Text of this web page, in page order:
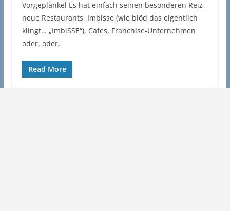
Vorgeplänkel Es hat einfach seinen besonderen Reiz
neue Restaurants, Imbisse (wie blöd das eigentlich
klingt… „ImbiSSE“), Cafes, Franchise-Unternehmen
oder, oder,
Read More